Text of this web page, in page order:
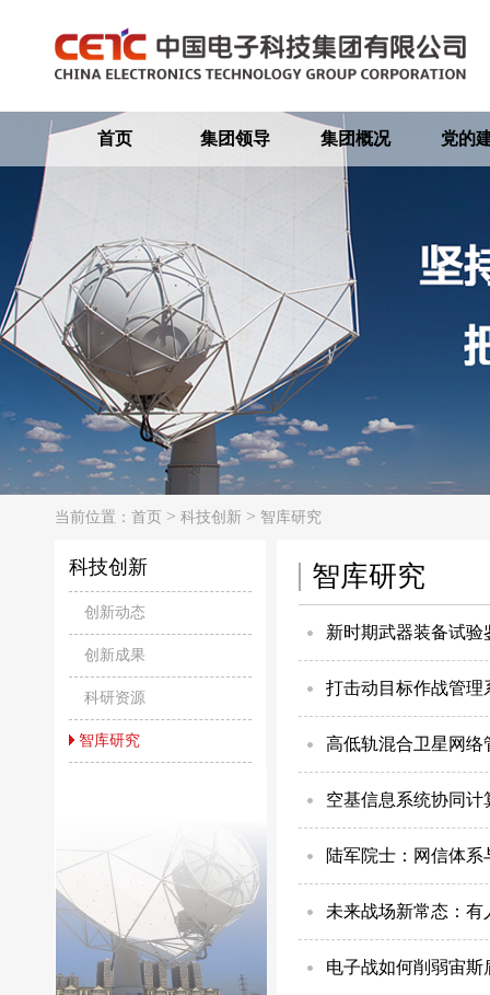
首页 集团领导 集团概况 党的
当前位置： 首页 > 科技创新 > 智库研究
科技创新
创新动态
创新成果
科研资源
智库研究
智库研究
新时期武器装备试验
打击动目标作战管理
高低轨混合卫星网络
空基信息系统协同计
陆军院士：网信体
未来战场新常态：有
电子战如何削弱宙斯